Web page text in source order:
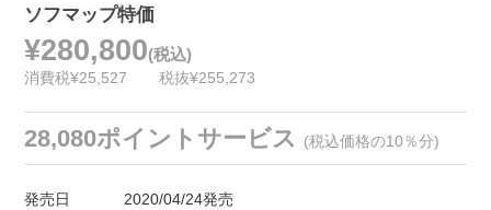
ソフマップ特価
¥280,800(税込)
消費税¥25,527 税抜¥255,273
28,080ポイントサービス (税込価格の10％分)
発売日 2020/04/24発売